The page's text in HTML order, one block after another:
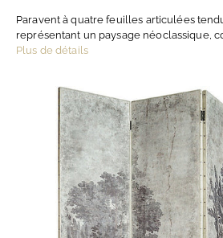
r
e
Paravent à quatre feuilles articulées
représentant un paysage néoclassique,
Plus de détails